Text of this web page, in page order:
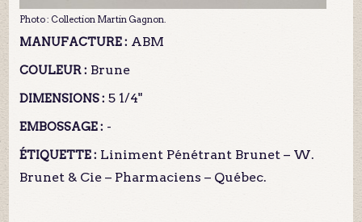
Photo : Collection Martin Gagnon.
MANUFACTURE : ABM
COULEUR : Brune
DIMENSIONS : 5 1/4"
EMBOSSAGE : -
ÉTIQUETTE : Liniment Pénétrant Brunet – W.
Brunet & Cie – Pharmaciens – Québec.